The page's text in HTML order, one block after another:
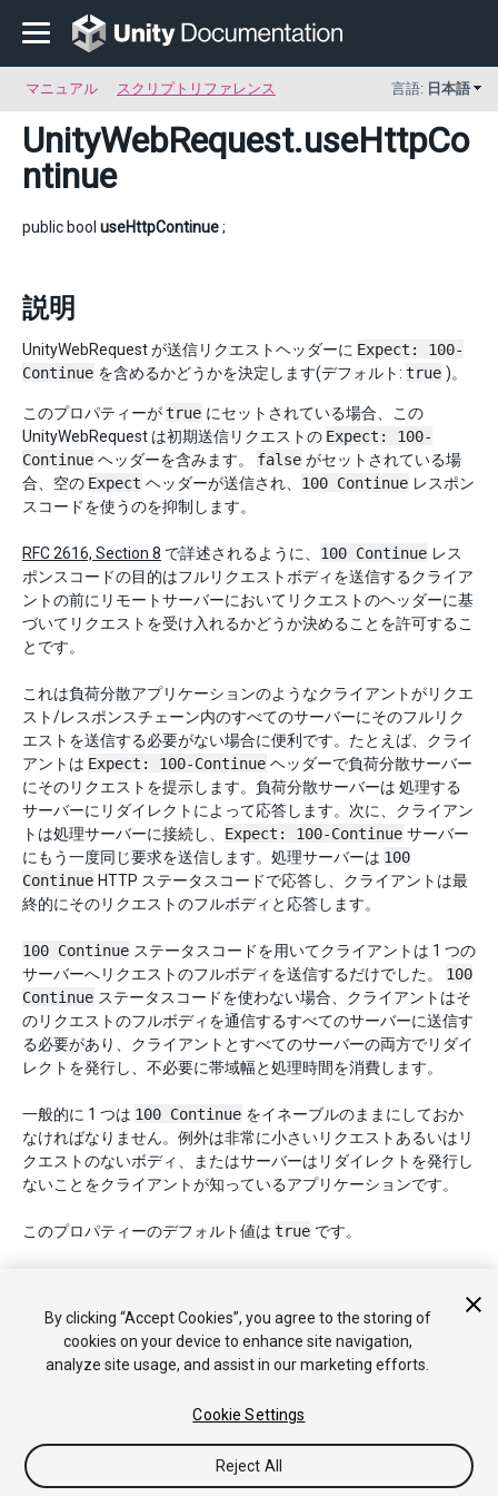
マニュアル スクリプトリファレンス 言語: 日本語
UnityWebRequest.useHttpCo
ntinue
public bool useHttpContinue;
説明
UnityWebRequest が送信リクエストヘッダーに Expect: 100-
Continue を含めるかどうかを決定します(デフォルト: true )。
このプロパティーがtrue にセットされている場合、この
UnityWebRequest は初期送信リクエストの Expect: 100-
Continue ヘッダーを含みます。 false がセットされている場
合、空の Expect ヘッダーが送信され、 100 Continue レスポン
スコードを使うのを抑制します。
RFC 2616, Section 8 で詳述されるように、 100 Continue レス
ポンスコードの目的はフルリクエストボディを送信するクライア
ントの前にリモートサーバーにおいてリクエストのヘッダーに基
づいてリクエストを受け入れるかどうか決めることを許可するこ
とです。
これは負荷分散アプリケーションのようなクライアントがリクエ
スト/レスポンスチェーン内のすべてのサーバーにそのフルリク
エストを送信する必要がない場合に便利です。たとえば、クライ
アントは Expect: 100-Continue ヘッダーで負荷分散サーバー
にそのリクエストを提示します。負荷分散サーバーは 処理する
サーバーにリダイレクトによって応答します。次に、クライアン
トは処理サーバーに接続し、 Expect: 100-Continue サーバー
にもう一度同じ要求を送信します。処理サーバーは 100
Continue HTTP ステータスコードで応答し、クライアントは最
終的にそのリクエストのフルボディと応答します。
100 Continue ステータスコードを用いてクライアントは 1 つの
サーバーへリクエストのフルボディを送信するだけでした。 100
Continue ステータスコードを使わない場合、クライアントはそ
のリクエストのフルボディを通信するすべてのサーバーに送信す
る必要があり、クライアントとすべてのサーバーの両方でリダイ
レクトを発行し、不必要に帯域幅と処理時間を消費します。
一般的に 1 つは 100 Continue をイネーブルのままにしておか
なければなりません。例外は非常に小さいリクエストあるいはリ
クエストのないボディ、またはサーバーはリダイレクトを発行し
ないことをクライアントが知っているアプリケーションです。
このプロパティーのデフォルト値は true です。
ホストブラウザーによって実行されます。したがって、このセッ
トされた値は WebGL ビルドに影響しません。
Copyright © 2020 Unity Technologies. Publication 2019.2
チュートリアル
Answers ナレッジベース フォーラム
アセッ
トストア
プライバシーポリシー
情報を販売または共有しない
By clicking “Accept Cookies”, you agree to the storing of
cookies on your device to enhance site navigation,
analyze site usage, and assist in our marketing efforts.
Cookie Settings
Reject All